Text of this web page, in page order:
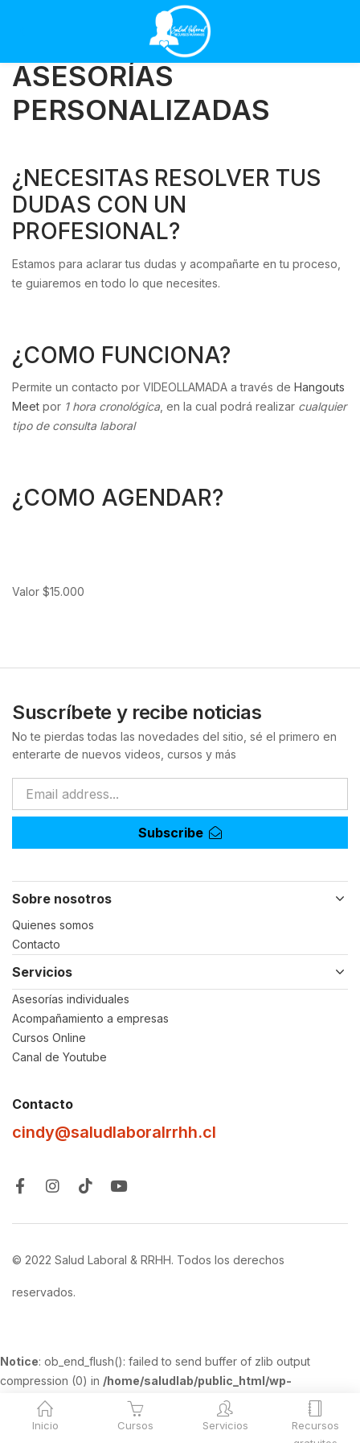
Inicio Cursos Servicios
Recursos
ASESORÍAS
PERSONALIZADAS
¿NECESITAS RESOLVER TUS
DUDAS CON UN
PROFESIONAL?
Estamos para aclarar tus dudas y acompañarte en tu proceso,
te guiaremos en todo lo que necesites.
¿COMO FUNCIONA?
Permite un contacto por VIDEOLLAMADA a través de Hangouts
Meet por 1 hora cronológica , en la cual podrá realizar cualquier
tipo de consulta laboral
¿COMO AGENDAR?
Valor $15.000
Suscríbete y recibe noticias
No te pierdas todas las novedades del sitio, sé el primero en
enterarte de nuevos videos, cursos y más
Subscribe
Sobre nosotros
Quienes somos
Contacto
Servicios
Asesorías individuales
Acompañamiento a empresas
Cursos Online
Canal de Youtube
Contacto
cindy@saludlaboralrrhh.cl
© 2022 Salud Laboral & RRHH. Todos los derechos
reservados.
Notice: ob_end_flush(): failed to send buffer of zlib output
compression (0) in /home/saludlab/public_html/wp-
includes/functions.php